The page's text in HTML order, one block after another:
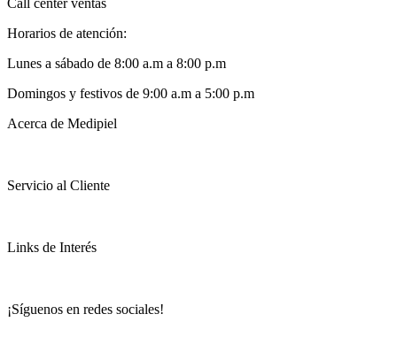
Call center ventas
Horarios de atención:
Lunes a sábado de 8:00 a.m a 8:00 p.m
Domingos y festivos de 9:00 a.m a 5:00 p.m
Acerca de Medipiel
Servicio al Cliente
Links de Interés
¡Síguenos en redes sociales!